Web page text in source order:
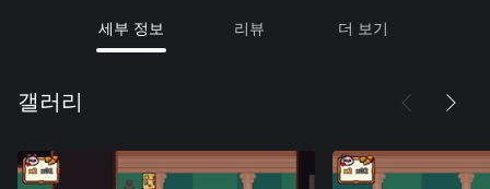
세부 정보 리뷰 더 보기
갤러리